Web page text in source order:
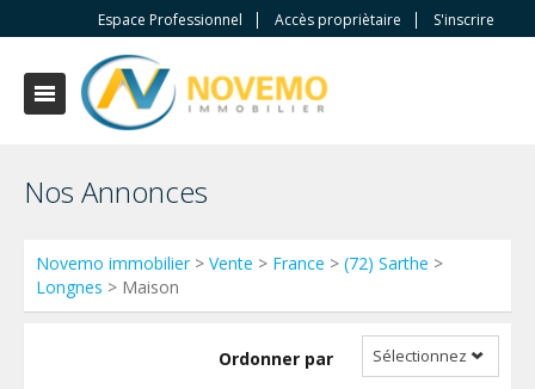
Espace Professionnel Accès propriètaire S'inscrire
Nos Annonces
Novemo immobilier> Vente > France > (72) Sarthe >
Longnes > Maison
Ordonner par Sélectionnez